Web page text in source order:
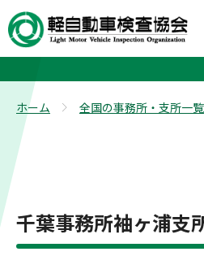
千葉事務所袖
ホーム 全国の事務所・支所一覧
千葉事務所袖ヶ浦支